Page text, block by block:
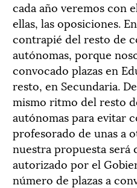
cada año veremos con
ellas, las oposiciones.
contrapié del resto de
autónomas, porque
convocado plazas en
resto, en Secundaria.
mismo ritmo del resto
autónomas para evitar
profesorado de unas a
nuestra propuesta será
autorizado por el
número de plazas a